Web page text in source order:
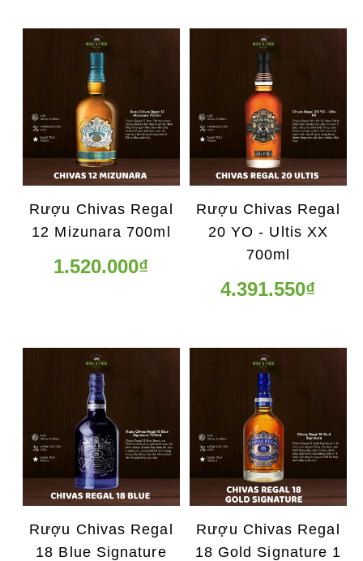
Rượu Chivas Regal
12 Mizunara 700ml
1.520.000₫
Rượu Chivas Regal
20 YO - Ultis XX
700ml
4.391.550₫
Rượu Chivas Regal
18 Blue Signature
Rượu Chivas Regal
18 Gold Signature 1